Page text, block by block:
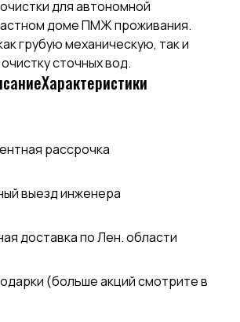
для автономной
доме ПМЖ проживания.
грубую механическую, так и
сточных вод.
Характеристики
рассрочка
выезд инженера
доставка по Лен. области
(больше акций смотрите в